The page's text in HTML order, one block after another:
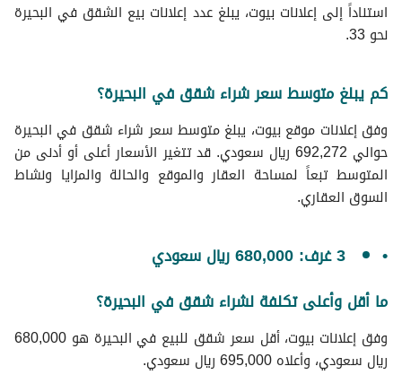
استناداً إلى إعلانات بيوت، يبلغ عدد إعلانات بيع الشقق في البحيرة
نحو 33.
كم يبلغ متوسط سعر شراء شقق في البحيرة؟
وفق إعلانات موقع بيوت، يبلغ متوسط سعر شراء شقق في البحيرة
حوالي 692,272 ريال سعودي. قد تتغير الأسعار أعلى أو أدنى من
المتوسط تبعاً لمساحة العقار والموقع والحالة والمزايا ونشاط
السوق العقاري.
3 غرف: 680,000 ريال سعودي
ما أقل وأعلى تكلفة لشراء شقق في البحيرة؟
وفق إعلانات بيوت، أقل سعر شقق للبيع في البحيرة هو 680,000
ريال سعودي، وأعلاه 695,000 ريال سعودي.